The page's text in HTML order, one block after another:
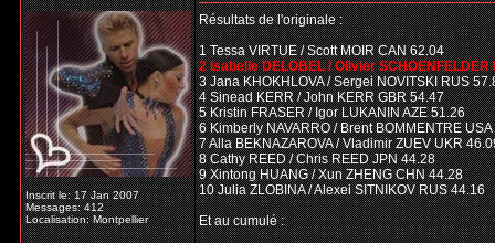
Inscrit le: 17 Jan 2007
Messages: 412
Localisation: Montpellier
Résultats de l'originale :
1 Tessa VIRTUE / Scott MOIR CAN 62.04
2 Isabelle DELOBEL / Olivier SCHOENFELDER
3 Jana KHOKHLOVA / Sergei NOVITSKI RUS
4 Sinead KERR / John KERR GBR 54.47
5 Kristin FRASER / Igor LUKANIN AZE 51.26
6 Kimberly NAVARRO / Brent BOMMENTRE
7 Alla BEKNAZAROVA / Vladimir ZUEV UKR
8 Cathy REED / Chris REED JPN 44.28
9 Xintong HUANG / Xun ZHENG CHN 44.28
10 Julia ZLOBINA / Alexei SITNIKOV RUS 44.16
Et au cumulé :